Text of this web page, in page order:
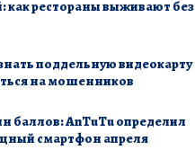
как рестораны выживают без
поддельную видеокарту
на мошенников
баллов: AnTuTu определил
смартфон апреля